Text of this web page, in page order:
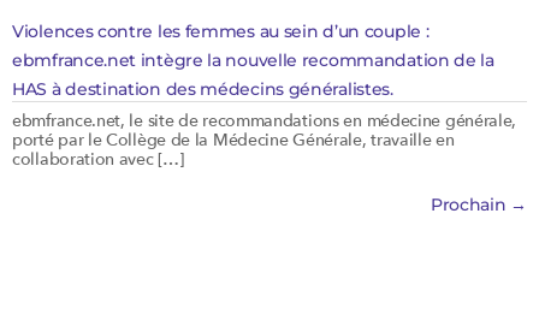
Violences contre les femmes au sein d’un couple :
ebmfrance.net intègre la nouvelle recommandation de la
HAS à destination des médecins généralistes.
ebmfrance.net, le site de recommandations en médecine générale,
porté par le Collège de la Médecine Générale, travaille en
collaboration avec […]
Prochain →